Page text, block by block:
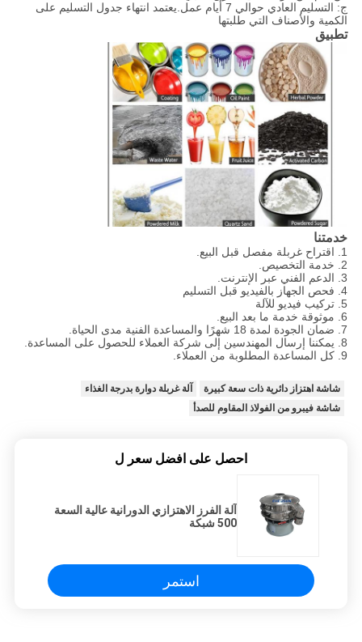
ج: التسليم العادي حوالي 7 أيام عمل.يعتمد انتهاء جدول التسليم على
الكمية والأصناف التي طلبتها
تطبيق
خدمتنا
1. اقتراح غربلة مفصل قبل البيع.
2. خدمة التخصيص.
3. الدعم الفني عبر الإنترنت.
4. فحص الجهاز بالفيديو قبل التسليم
5. تركيب فيديو للآلة
6. موثوقة خدمة ما بعد البيع.
7. ضمان الجودة لمدة 18 شهرًا والمساعدة الفنية مدى الحياة.
8. يمكننا إرسال المهندسين إلى شركة العملاء للحصول على المساعدة.
9. كل المساعدة المطلوبة من العملاء.
شاشة اهتزاز دائرية ذات سعة كبيرة
آلة غربلة دوارة بدرجة الغذاء
شاشة فيبرو من الفولاذ المقاوم للصدأ
احصل على افضل سعر ل
آلة الفرز الاهتزازي الدورانية عالية السعة
500 شبكة
استمر